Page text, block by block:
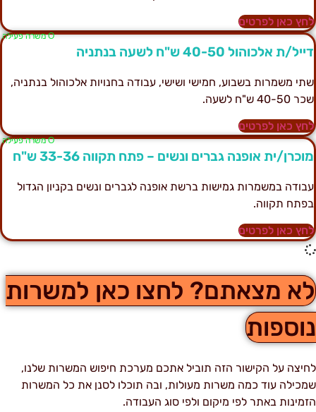
כאן לפרטים
Ο משרה פעילה
ת אלכוהול 40-50 ש"ח לשעה בנתניה
משמרות בשבוע, חמישי ושישי, עבודה בחנויות אלכוהול בנתניה,
40-50 ש"ח לשעה.
כאן לפרטים
Ο משרה פעילה
ית אופנה גברים ונשים – פתח תקווה 33-36 ש"ח
במשמרות גמישות ברשת אופנה לגברים ונשים בקניון הגדול
תקווה.
כאן לפרטים
מצאתם? לחצו כאן למשרות
על הקישור הזה תוביל אתכם מערכת חיפוש המשרות שלנו,
עוד כמה משרות מעולות, ובה תוכלו לסנן את כל המשרות
באתר לפי מיקום ולפי סוג העבודה.